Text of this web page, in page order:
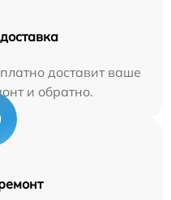
доставит ваше
и обратно.